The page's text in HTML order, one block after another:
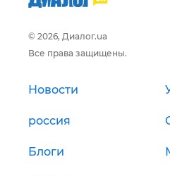
© 2026, Диалог.ua
Все права защищены.
Новости
россия
Блоги